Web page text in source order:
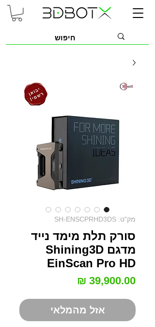
מק"ט: SH-ENSCPRHD3DS
סורק תלת מימד נייד
מדגם Shining3D
EinScan Pro HD
אזל מהמלאי